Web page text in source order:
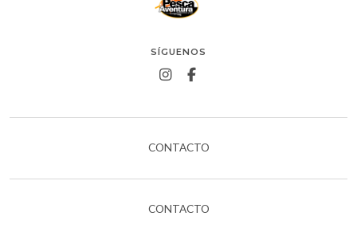
SÍGUENOS
CONTACTO
CONTACTO